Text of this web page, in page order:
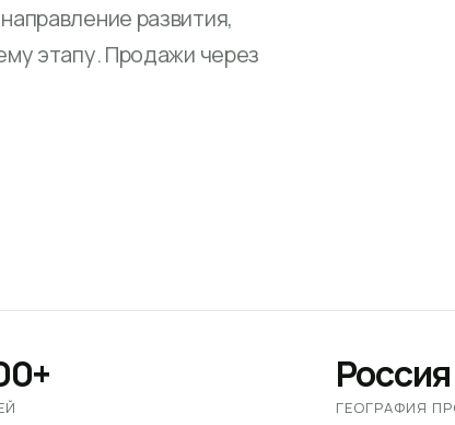
развития,
этапу. Продажи через
Россия
ГЕОГРАФИЯ